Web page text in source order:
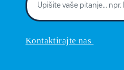
Kontaktirajte nas